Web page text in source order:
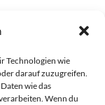
Technologien wie
darauf zuzugreifen.
wie das
Wenn du